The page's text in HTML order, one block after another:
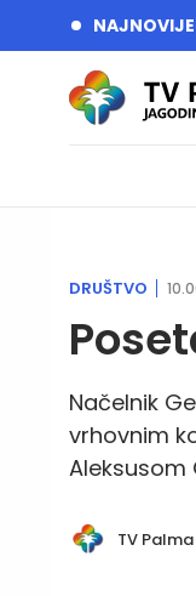
HANDANOVIĆ:
DRUŠTVO
Načelnik
vrhovnim
Aleksusom
TV